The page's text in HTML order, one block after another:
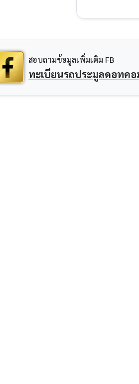
สอบถามข้อมูลเพิ่มเติม FB
ทะเบียนรถประมูลดอทคอ